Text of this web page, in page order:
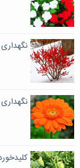
نگهداری